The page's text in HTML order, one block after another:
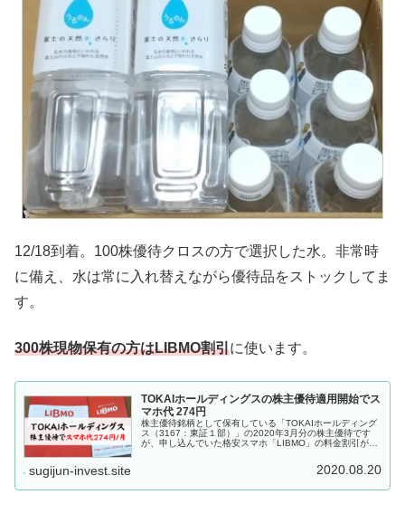
12/18到着。100株優待クロスの方で選択した水。非常時
に備え、水は常に入れ替えながら優待品をストックしてま
す。
300株現物保有の方はLIBMO割引に使います。
TOKAIホールディングスの株主優待適用開始でス
マホ代 274円
株主優待銘柄として保有している「TOKAIホールディング
ス（3167：東証１部）」の2020年3月分の株主優待です
が、申し込んでいた格安スマホ「LIBMO」の料金割引が７
sugijun-invest.site 2020.08.20